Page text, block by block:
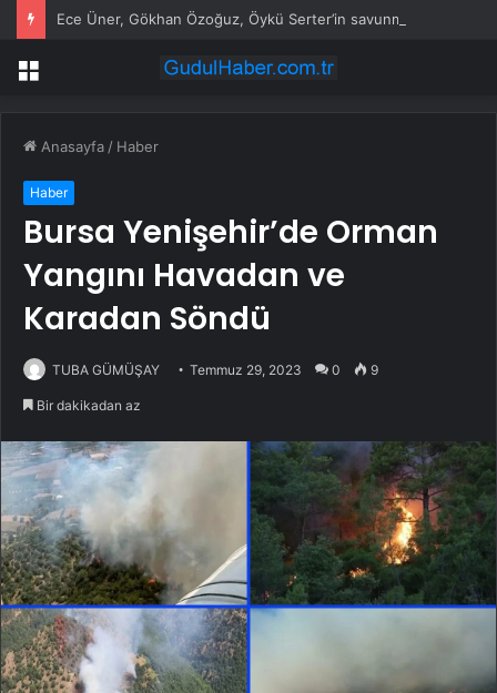
Menü
Anasayfa / Haber
Haber
Bursa Yenişehir’de Orman
Yangını Havadan ve
Karadan Söndü
TUBA GÜMÜŞAY Temmuz 29, 2023 0 9
Bir dakikadan az